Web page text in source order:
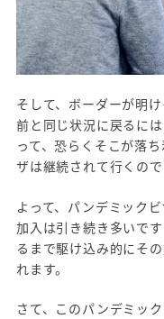
そして、ボーダーが明
前と同じ状況に戻るに
って、恐らくそこが落
ザは継続されて行くので
よって、パンデミック
加入は引き続き多いで
るまで駆け込み的にそ
れます。
さて、このパンデミッ